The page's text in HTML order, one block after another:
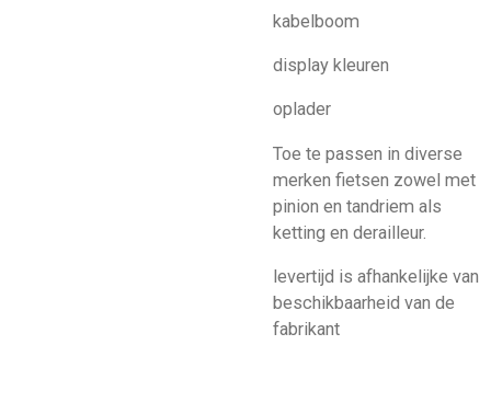
kabelboom
display kleuren
oplader
Toe te passen in diverse
merken fietsen zowel met
pinion en tandriem als
ketting en derailleur.
levertijd is afhankelijke van
beschikbaarheid van de
fabrikant